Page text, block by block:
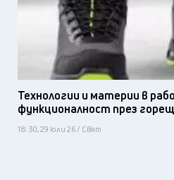
Технологии и материи в
функционалност през
18:30, 29 юли 26 / Свят